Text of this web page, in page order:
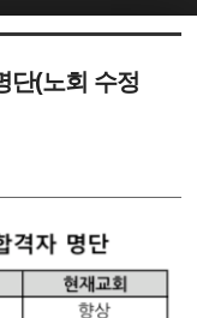
단(노회 수정
5
5